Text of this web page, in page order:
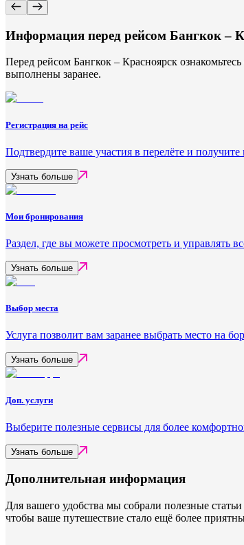
Информация перед рейсом Бангкок –
Перед рейсом Бангкок – Красноярск
выполнены заранее.
Регистрация на рейс
Подтвердите ваше участия в перелёте и
Узнать больше
Мои бронирования
Раздел, где вы можете просмотреть и управлять
Узнать больше
Выбор места
Услуга позволит вам заранее выбрать место на
Узнать больше
Доп. услуги
Выберите полезные сервисы для более
Узнать больше
Дополнительная информация
Для вашего удобства мы собрали полезные
чтобы ваше путешествие стало ещё более